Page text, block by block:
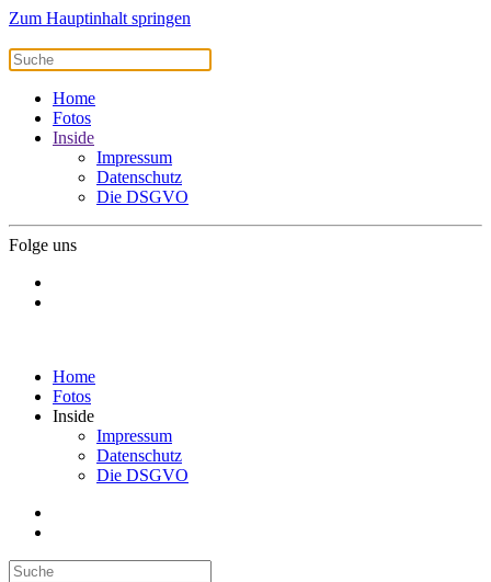
Zum Hauptinhalt springen
Home
Fotos
Inside
Impressum
Datenschutz
Die DSGVO
Folge uns
Home
Fotos
Inside
Impressum
Datenschutz
Die DSGVO